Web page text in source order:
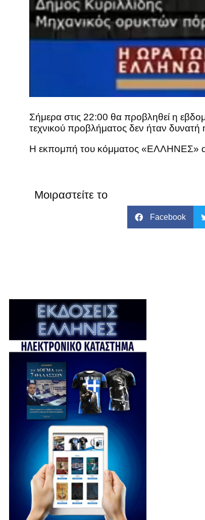
Σήμερα στις 22:00 θα προβληθεί η
τεχνικού προβλήματος δεν ήταν
Η εκπομπή του κόμματος «ΕΛΛΗΝΕΣ»
Μοιραστείτε το
Facebook